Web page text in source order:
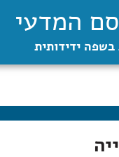
המדעי
ידידותית